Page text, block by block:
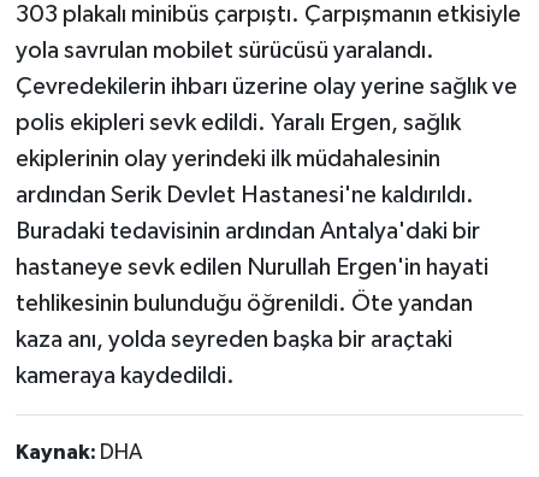
303 plakalı minibüs çarpıştı. Çarpışmanın etkisiyle
yola savrulan mobilet sürücüsü yaralandı.
Çevredekilerin ihbarı üzerine olay yerine sağlık ve
polis ekipleri sevk edildi. Yaralı Ergen, sağlık
ekiplerinin olay yerindeki ilk müdahalesinin
ardından Serik Devlet Hastanesi'ne kaldırıldı.
Buradaki tedavisinin ardından Antalya'daki bir
hastaneye sevk edilen Nurullah Ergen'in hayati
tehlikesinin bulunduğu öğrenildi. Öte yandan
kaza anı, yolda seyreden başka bir araçtaki
kameraya kaydedildi.
Kaynak: DHA
MAGAZİN